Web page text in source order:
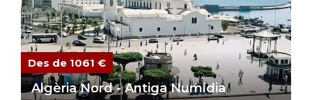
Des de 1061 €
Algèria Nord - Antiga Numídia